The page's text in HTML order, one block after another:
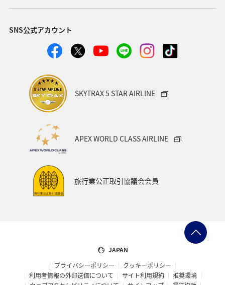
SNS公式アカウント
SKYTRAX 5 STAR AIRLINE
APEX WORLD CLASS AIRLINE
旅行業公正取引協議会会員
JAPAN
プライバシーポリシー
クッキーポリシー
利用者情報の外部送信について
サイト利用規約
推奨環境